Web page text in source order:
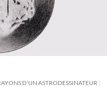
D’UN ASTRODESSINATEUR